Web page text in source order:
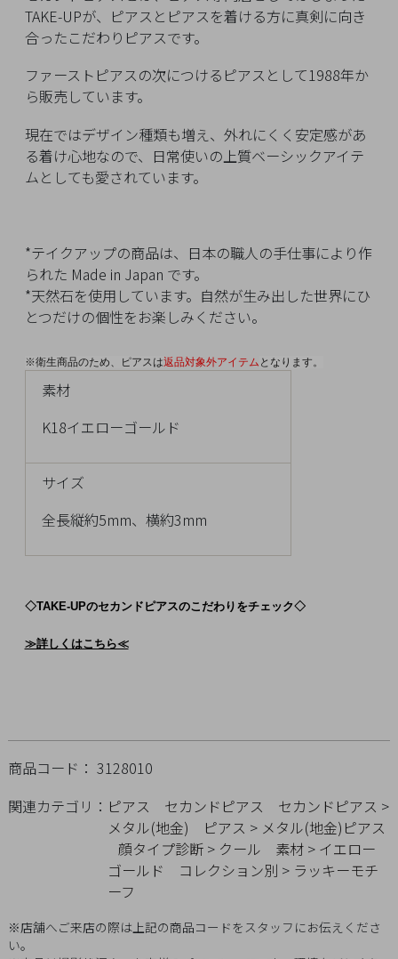
TAKE-UPが、ピアスとピアスを着ける方に真剣に向き
合ったこだわりピアスです。
ファーストピアスの次につけるピアスとして1988年か
ら販売しています。
現在ではデザイン種類も増え、外れにくく安定感があ
る着け心地なので、日常使いの上質ベーシックアイテ
ムとしても愛されています。
*テイクアップの商品は、日本の職人の手仕事により作
られた Made in Japan です。
*天然石を使用しています。自然が生み出した世界にひ
とつだけの個性をお楽しみください。
※衛生商品のため、ピアスは返品対象外アイテム となります。
素材
K18イエローゴールド
サイズ
全長縦約5mm、横約3mm
◇TAKE-UPのセカンドピアスのこだわりをチェック◇
≫詳しくはこちら≪
商品コード： 3128010
関連カテゴリ： ピアス セカンドピアス セカンドピアス >
メタル(地金)
ピアス > メタル(地金)ピアス
顔タイプ診断 > クール 素材 > イエロー
ゴールド
コレクション別 > ラッキーモチ
ーフ
※店舗へご来店の際は上記の商品コードをスタッフにお伝えくださ
い。
チ
ェ
ク
し
商
品
ご
利
用
ガ
ド
SHOP
LIST
会
概
バ